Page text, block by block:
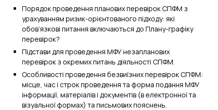
Порядок проведення планових перевірок СПФМ з
урахуванням ризик-орієнтованого підходу: які
обов’язкові питання включаються до Плану-графіку
перевірок?
Підстави для проведення МФУ незапланових
перевірок з окремих питань діяльності СПФМ.
Особливості проведення безвиїзних перевірок СПФМ:
місце, час і строк проведення та форма подання МФУ
інформації, матеріалів і документів (в електронної та
візуальної формах) та письмових пояснень.